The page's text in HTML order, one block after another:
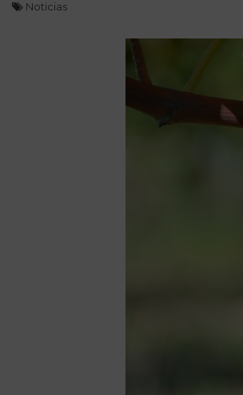
Noticias